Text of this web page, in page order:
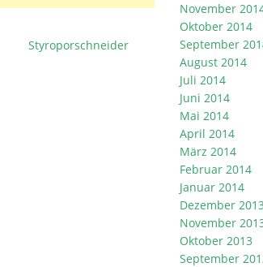
Styroporschneider
November
Oktober 2014
September
August 2014
Juli 2014
Juni 2014
Mai 2014
April 2014
März 2014
Februar 2014
Januar 2014
Dezember
November
Oktober 2013
September